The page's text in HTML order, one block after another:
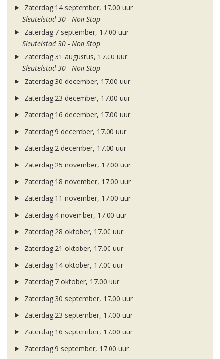
Zaterdag 14 september, 17.00 uur
Sleutelstad 30 - Non Stop
Zaterdag 7 september, 17.00 uur
Sleutelstad 30 - Non Stop
Zaterdag 31 augustus, 17.00 uur
Sleutelstad 30 - Non Stop
Zaterdag 30 december, 17.00 uur
Zaterdag 23 december, 17.00 uur
Zaterdag 16 december, 17.00 uur
Zaterdag 9 december, 17.00 uur
Zaterdag 2 december, 17.00 uur
Zaterdag 25 november, 17.00 uur
Zaterdag 18 november, 17.00 uur
Zaterdag 11 november, 17.00 uur
Zaterdag 4 november, 17.00 uur
Zaterdag 28 oktober, 17.00 uur
Zaterdag 21 oktober, 17.00 uur
Zaterdag 14 oktober, 17.00 uur
Zaterdag 7 oktober, 17.00 uur
Zaterdag 30 september, 17.00 uur
Zaterdag 23 september, 17.00 uur
Zaterdag 16 september, 17.00 uur
Zaterdag 9 september, 17.00 uur